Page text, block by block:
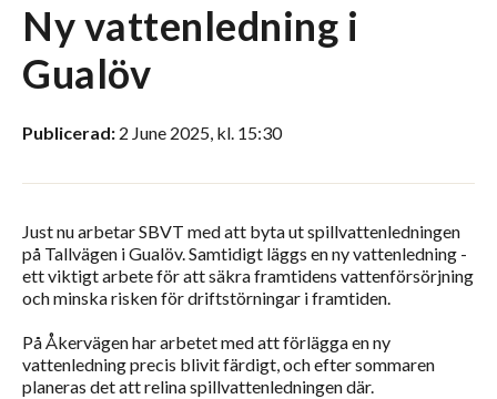
Ny vattenledning i
Gualöv
Publicerad: 2 June 2025, kl. 15:30
Just nu arbetar SBVT med att byta ut spillvattenledningen
på Tallvägen i Gualöv. Samtidigt läggs en ny vattenledning -
ett viktigt arbete för att säkra framtidens vattenförsörjning
och minska risken för driftstörningar i framtiden.
På Åkervägen har arbetet med att förlägga en ny
vattenledning precis blivit färdigt, och efter sommaren
planeras det att relina spillvattenledningen där.